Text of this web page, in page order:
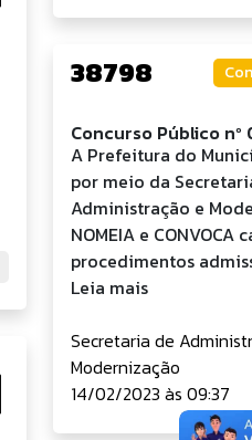
38798
Concurso Público nº
A Prefeitura do
por meio da
Administração e
NOMEIA e CONVOCA
procedimentos
Leia mais
Secretaria de
Modernização
14/02/2023 às 09:37